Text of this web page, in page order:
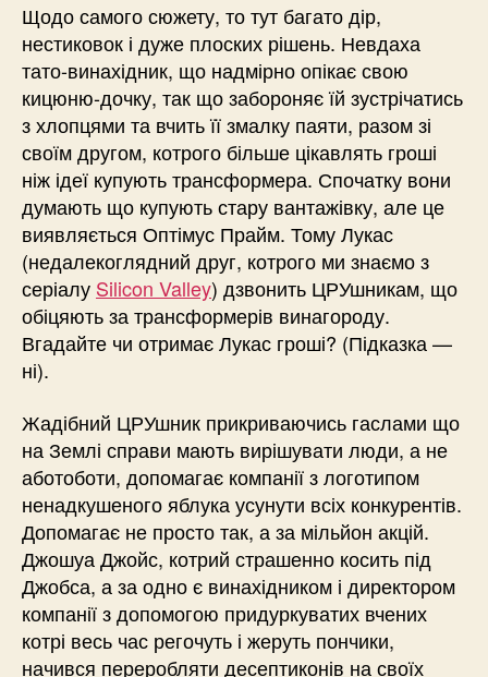
Щодо самого сюжету, то тут багато дір,
нестиковок і дуже плоских рішень. Невдаха
тато-винахідник, що надмірно опікає свою
кицюню-дочку, так що забороняє їй зустрічатись
з хлопцями та вчить її змалку паяти, разом зі
своїм другом, котрого більше цікавлять гроші
ніж ідеї купують трансформера. Спочатку вони
думають що купують стару вантажівку, але це
виявляється Оптімус Прайм. Тому Лукас
(недалекоглядний друг, котрого ми знаємо з
серіалу Silicon Valley) дзвонить ЦРУшникам, що
обіцяють за трансформерів винагороду.
Вгадайте чи отримає Лукас гроші? (Підказка —
ні).
Жадібний ЦРУшник прикриваючись гаслами що
на Землі справи мають вирішувати люди, а не
аботоботи, допомагає компанії з логотипом
ненадкушеного яблука усунути всіх конкурентів.
Допомагає не просто так, а за мільйон акцій.
Джошуа Джойс, котрий страшенно косить під
Джобса, а за одно є винахідником і директором
компанії з допомогою придуркуватих вчених
котрі весь час регочуть і жеруть пончики,
начився переробляти десептиконів на своїх